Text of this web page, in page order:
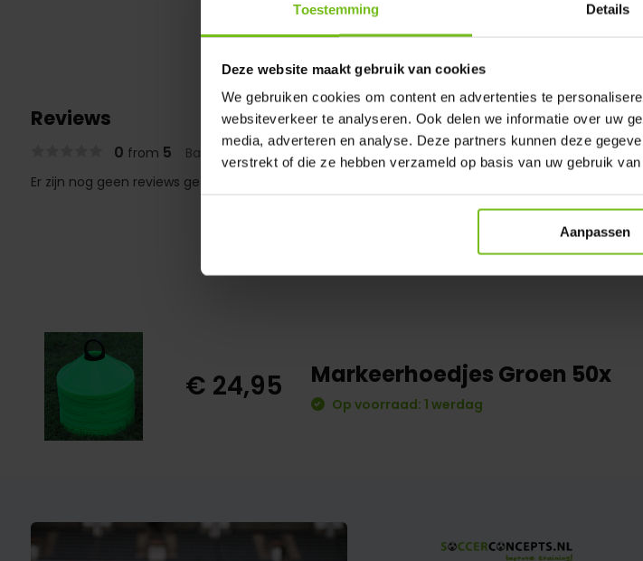
Toestemming Details
Deze website maakt gebruik van cookies
We gebruiken cookies om content en advertenties te
websiteverkeer te analyseren. Ook delen we informatie over uw
media, adverteren en analyse. Deze partners kunnen deze
verstrekt of die ze hebben verzameld op basis van uw gebruik
Aanpassen
Reviews
0 from 5 Based on 0 reviews
Er zijn nog geen reviews geschreven over dit product..
€ 24,95 Markeerhoedjes Groen 50x
Op voorraad: 1 werdag